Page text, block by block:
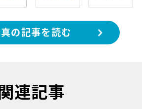
の記事を読む
連記事